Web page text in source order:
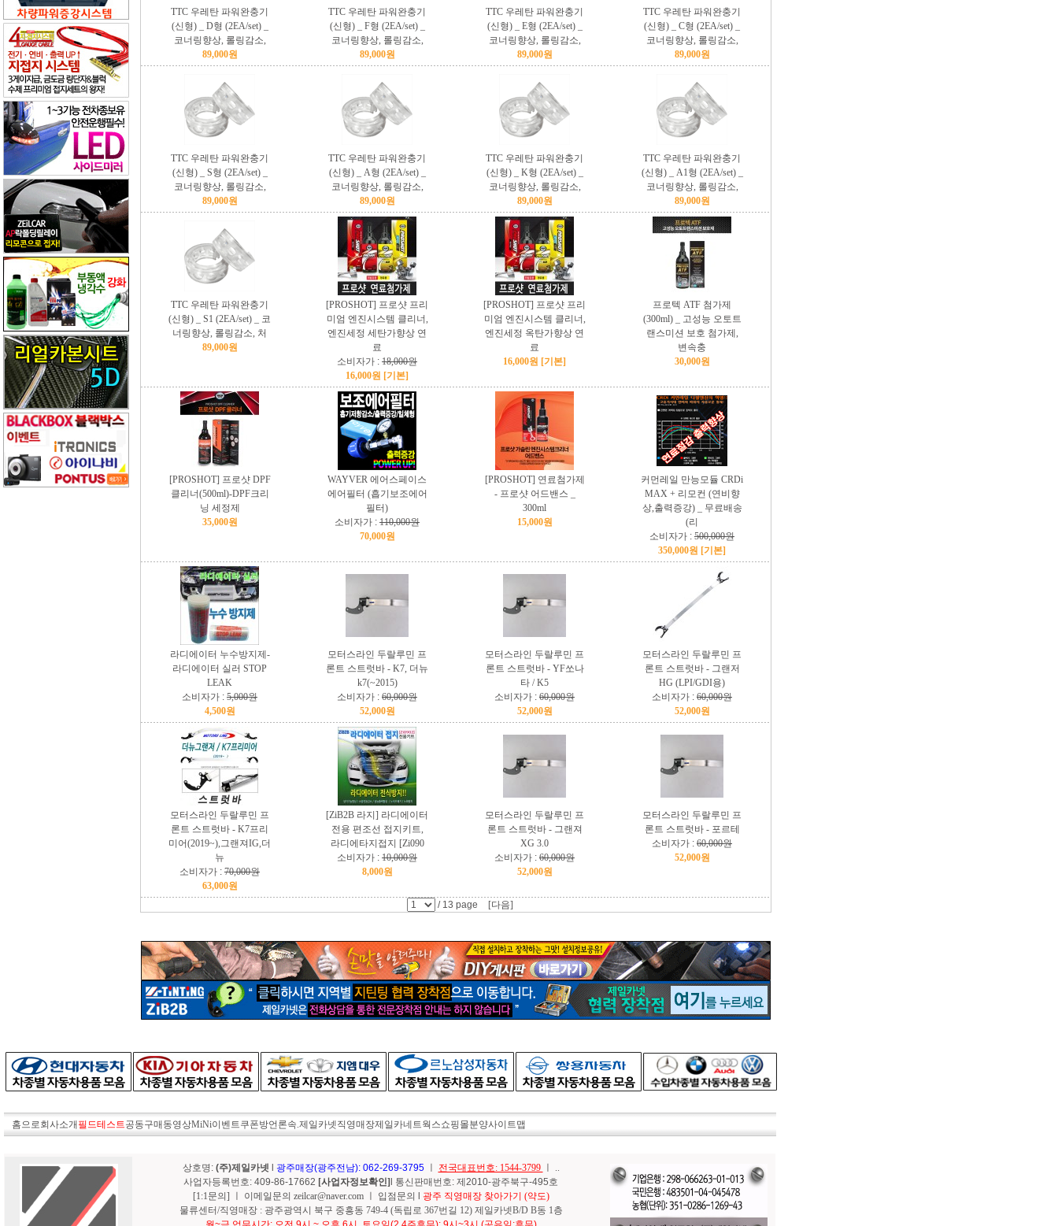
TTC 우레탄 파워완충기
(신형) _ D형 (2EA/set) _
코너링향상, 롤링감소,
89,000원
TTC 우레탄 파워완충기
(신형) _ F형 (2EA/set) _
코너링향상, 롤링감소,
89,000원
TTC 우레탄 파워완충기
(신형) _ E형 (2EA/set) _
코너링향상, 롤링감소,
89,000원
TTC 우레탄 파워완충기
(신형) _ C형 (2EA/set) _
코너링향상, 롤링감소,
89,000원
TTC 우레탄 파워완충기
(신형) _ S형 (2EA/set) _
코너링향상, 롤링감소,
89,000원
TTC 우레탄 파워완충기
(신형) _ A형 (2EA/set) _
코너링향상, 롤링감소,
89,000원
TTC 우레탄 파워완충기
(신형) _ K형 (2EA/set) _
코너링향상, 롤링감소,
89,000원
TTC 우레탄 파워완충기
(신형) _ A1형 (2EA/set) _
코너링향상, 롤링감소,
89,000원
TTC 우레탄 파워완충기
(신형) _ S1 (2EA/set) _ 코
너링향상, 롤링감소, 처
89,000원
[PROSHOT] 프로샷 프리
미엄 엔진시스템 클리너,
엔진세정 세탄가향상 연
료
소비자가 : 18,000원
16,000원 [기본]
[PROSHOT] 프로샷 프리
미엄 엔진시스템 클리너,
엔진세정 옥탄가향상 연
료
16,000원 [기본]
프로텍 ATF 첨가제
(300ml) _ 고성능 오토트
랜스미션 보호 첨가제,
변속충
30,000원
[PROSHOT] 프로샷 DPF
클리너(500ml)-DPF크리
닝 세정제
35,000원
WAYVER 에어스페이스
에어필터 (흡기보조에어
필터)
소비자가 : 110,000원
70,000원
[PROSHOT] 연료첨가제
- 프로샷 어드밴스 _
300ml
15,000원
커먼레일 만능모듈 CRDi
MAX + 리모컨 (연비향
상,출력증강) _ 무료배송
(리
소비자가 : 500,000원
350,000원 [기본]
라디에이터 누수방지제-
라디에이터 실러 STOP
LEAK
소비자가 : 5,000원
4,500원
모터스라인 두랄루민 프
론트 스트럿바 - K7, 더뉴
k7(~2015)
소비자가 : 60,000원
52,000원
모터스라인 두랄루민 프
론트 스트럿바 - YF쏘나
타 / K5
소비자가 : 60,000원
52,000원
모터스라인 두랄루민 프
론트 스트럿바 - 그랜저
HG (LPI/GDI용)
소비자가 : 60,000원
52,000원
모터스라인 두랄루민 프
론트 스트럿바 - K7프리
미어(2019~),그랜져IG,더
뉴
소비자가 : 70,000원
63,000원
[ZiB2B 라지] 라디에이터
전용 편조선 접지키트,
라디에타지접지 [Zi090
소비자가 : 10,000원
8,000원
모터스라인 두랄루민 프
론트 스트럿바 - 그랜져
XG 3.0
소비자가 : 60,000원
52,000원
모터스라인 두랄루민 프
론트 스트럿바 - 포르테
소비자가 : 60,000원
52,000원
/ 13 page [다음]
홈으로회사소개 필드테스트공동구매 동영상MiNi이벤트쿠폰방언론속.제일카넷직영매장제일카네트웍스쇼핑몰분양사이트맵
상호명: (주)제일카넷 광주매장(광주전남): 062-269-3795ㅣ 전국대표번호: 1544-3799
..
사업자등록번호: 409-86-17662 [사업자정보확인]
l 통신판매번호: 제2010-광주북구-495호
[1:1문의]
이메일문의 zeilcar@naver.com 입점문의
광주 직영매장 찾아가기 (약도)
물류센터/직영매장 : 광주광역시 북구 중흥동 749-4 (독립로 367번길 12) 제일카넷B/D B동 1층